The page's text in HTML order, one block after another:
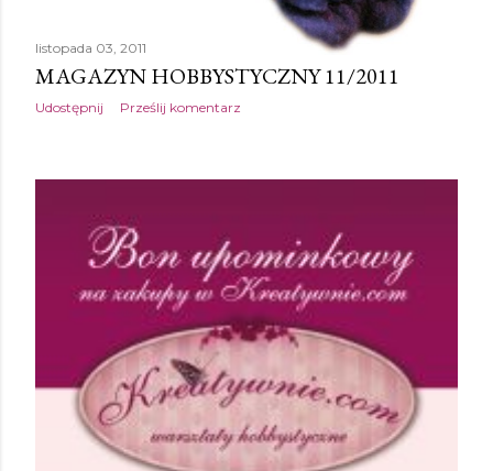
listopada 03, 2011
MAGAZYN HOBBYSTYCZNY 11/2011
Udostępnij Prześlij komentarz